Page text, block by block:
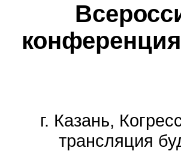
г. Казань,
трансляция